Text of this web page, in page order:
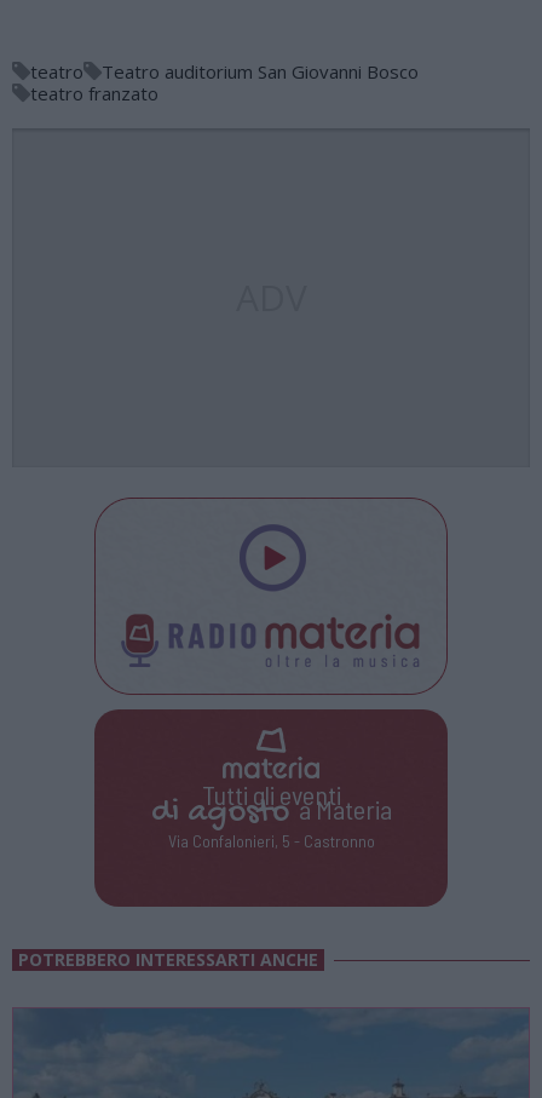
teatro
Teatro auditorium San Giovanni Bosco
teatro franzato
Tutti gli eventi
di agostoa Materia
Via Confalonieri, 5 - Castronno
POTREBBERO INTERESSARTI ANCHE